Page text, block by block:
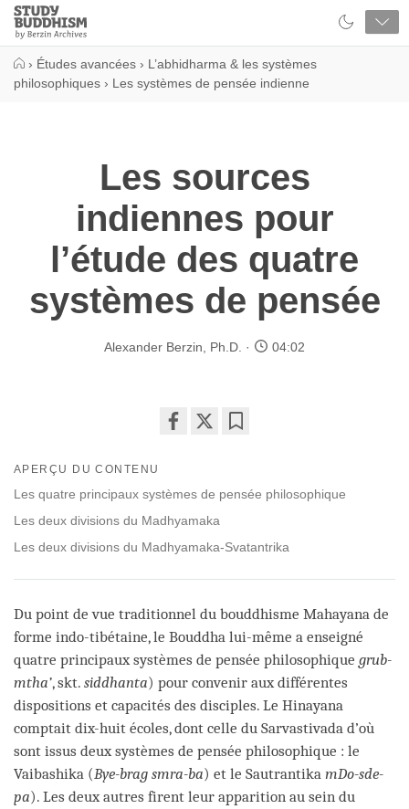
Close
Study
Buddhism
Home
› Études avancées › L’abhidharma & les systèmes
philosophiques › Les systèmes de pensée indienne
Les sources
indiennes pour
l’étude des quatre
systèmes de pensée
Alexander Berzin, Ph.D. 04:02
facebook
APERÇU DU CONTENU
Les quatre principaux systèmes de pensée philosophique
Les deux divisions du Madhyamaka
Les deux divisions du Madhyamaka-Svatantrika
Du point de vue traditionnel du bouddhisme Mahayana de
forme indo-tibétaine, le Bouddha lui-même a enseigné
quatre principaux systèmes de pensée philosophique grub-
mtha’, skt. siddhanta) pour convenir aux différentes
dispositions et capacités des disciples. Le Hinayana
comptait dix-huit écoles, dont celle du Sarvastivada d’où
sont issus deux systèmes de pensée philosophique : le
Vaibashika (Bye-brag smra-ba) et le Sautrantika mDo-sde-
pa). Les deux autres firent leur apparition au sein du